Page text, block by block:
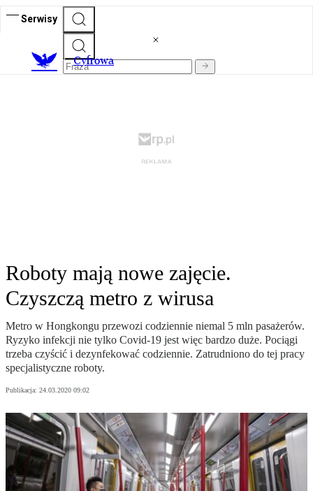
Serwisy
Cyfrowa
Roboty mają nowe zajęcie.
Czyszczą metro z wirusa
Metro w Hongkongu przewozi codziennie niemal 5 mln pasażerów.
Ryzyko infekcji nie tylko Covid-19 jest więc bardzo duże. Pociągi
trzeba czyścić i dezynfekować codziennie. Zatrudniono do tej pracy
specjalistyczne roboty.
Publikacja: 24.03.2020 09:02